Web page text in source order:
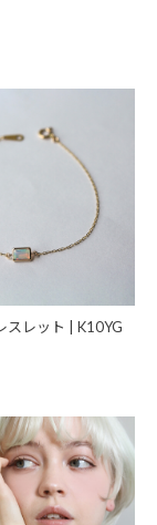
スレット | K10YG